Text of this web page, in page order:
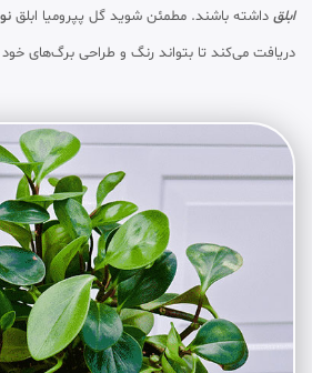
ابلق داشته باشند. مطمئن شوید گل پپرومیا ابلق
دریافت می‌کند تا بتواند رنگ و طراحی برگ‌های